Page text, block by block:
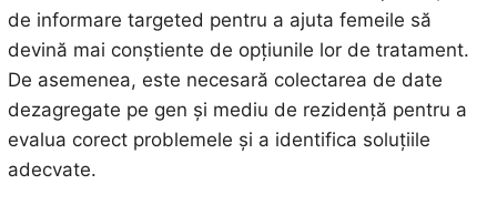
de informare targeted pentru a ajuta femeile să
devină mai conștiente de opțiunile lor de tratament.
De asemenea, este necesară colectarea de date
dezagregate pe gen și mediu de rezidență pentru a
evalua corect problemele și a identifica soluțiile
adecvate.